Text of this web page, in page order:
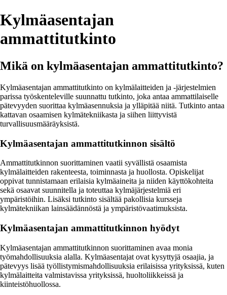
Kylmäasentajan
ammattitutkinto
Mikä on kylmäasentajan ammattitutkinto?
Kylmäasentajan ammattitutkinto on kylmälaitteiden ja -järjestelmien
parissa työskenteleville suunnattu tutkinto, joka antaa ammattilaiselle
pätevyyden suorittaa kylmäasennuksia ja ylläpitää niitä. Tutkinto antaa
kattavan osaamisen kylmätekniikasta ja siihen liittyvistä
turvallisuusmääräyksistä.
Kylmäasentajan ammattitutkinnon sisältö
Ammattitutkinnon suorittaminen vaatii syvällistä osaamista
kylmälaitteiden rakenteesta, toiminnasta ja huollosta. Opiskelijat
oppivat tunnistamaan erilaisia kylmäaineita ja niiden käyttökohteita
sekä osaavat suunnitella ja toteuttaa kylmäjärjestelmiä eri
ympäristöihin. Lisäksi tutkinto sisältää pakollisia kursseja
kylmätekniikan lainsäädännöstä ja ympäristövaatimuksista.
Kylmäasentajan ammattitutkinnon hyödyt
Kylmäasentajan ammattitutkinnon suorittaminen avaa monia
työmahdollisuuksia alalla. Kylmäasentajat ovat kysyttyjä osaajia, ja
pätevyys lisää työllistymismahdollisuuksia erilaisissa yrityksissä, kuten
kylmälaitteita valmistavissa yrityksissä, huoltoliikkeissä ja
kiinteistöhuollossa.